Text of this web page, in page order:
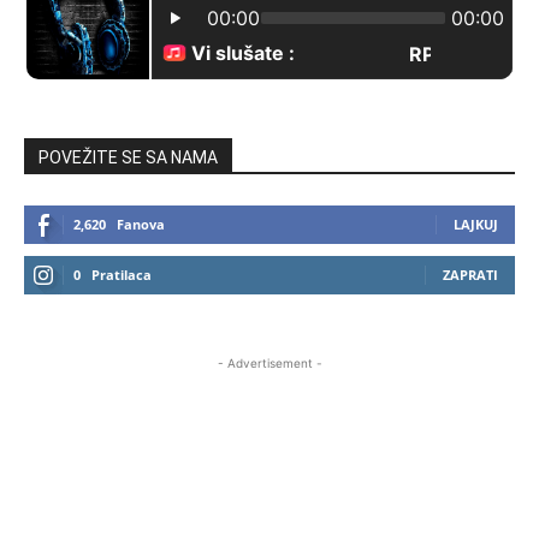
POVEŽITE SE SA NAMA
2,620 Fanova LAJKUJ
0 Pratilaca ZAPRATI
- Advertisement -